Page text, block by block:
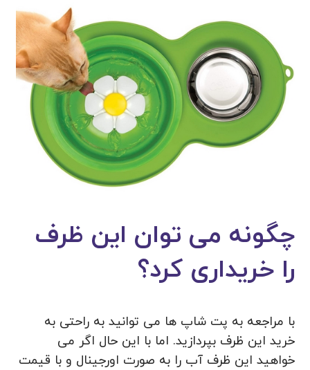
چگونه می توان این ظرف
را خریداری کرد؟
با مراجعه به پت شاپ ها می توانید به راحتی به
خرید این ظرف بپردازید. اما با این حال اگر می
خواهید این ظرف آب را به صورت اورجینال و با قیمت